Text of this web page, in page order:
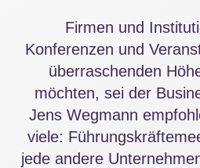
Firmen und
Konferenzen und
überraschenden
möchten, sei der
Jens Wegmann
viele:
jede andere